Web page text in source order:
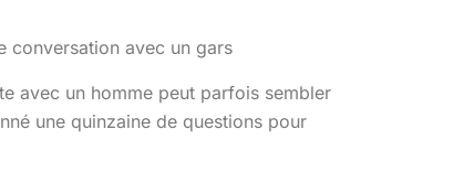
conversation avec un gars
avec un homme peut parfois sembler
une quinzaine de questions pour